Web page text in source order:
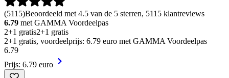
(5115)Beoordeeld met 4.5 van de 5 sterren, 5115 klantreviews
6.79 met GAMMA Voordeelpas
2+1 gratis2+1 gratis
2+1 gratis, voordeelprijs: 6.79 euro met GAMMA Voordeelpas
6.79
Prijs: 6.79 euro